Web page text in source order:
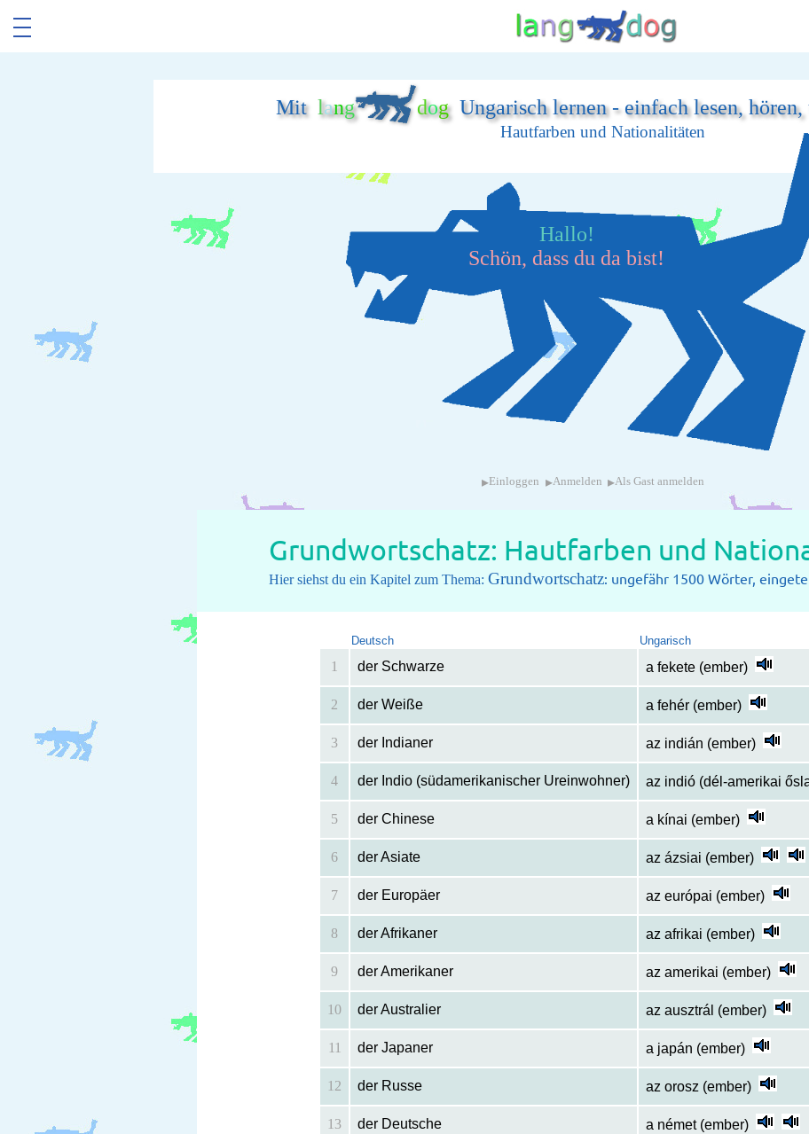
Mit lang dogUngarisch lernen - einfach lesen, hören,
Hautfarben und Nationalitäten
Hallo!
Schön, dass du da bist!
▸ Einloggen ▸Anmelden ▸Als Gast anmelden
Grundwortschatz: Hautfarben und
Hier siehst du ein Kapitel zum Thema: Grundwortschatz: ungefähr 1500 Wörter,
Deutsch Ungarisch
1 der Schwarze a fekete (ember)
2 der Weiße a fehér (ember)
3 der Indianer az indián (ember)
4 der Indio (südamerikanischer Ureinwohner) az indió (dél-amerikai
5 der Chinese a kínai (ember)
6 der Asiate az ázsiai (ember)
7 der Europäer az európai (ember)
8 der Afrikaner az afrikai (ember)
9 der Amerikaner az amerikai (ember)
10 der Australier az ausztrál (ember)
11 der Japaner a japán (ember)
12 der Russe az orosz (ember)
13 der Deutsche a német (ember)